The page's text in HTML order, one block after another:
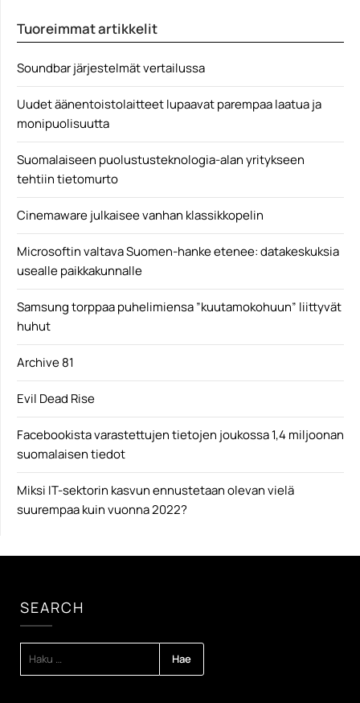
JerryRigEverything
Tuoreimmat artikkelit
Soundbar järjestelmät vertailussa
Uudet äänentoistolaitteet lupaavat parempaa laatua ja
monipuolisuutta
Suomalaiseen puolustusteknologia-alan yritykseen
tehtiin tietomurto
Cinemaware julkaisee vanhan klassikkopelin
Microsoftin valtava Suomen-hanke etenee: datakeskuksia
usealle paikkakunnalle
Samsung torppaa puhelimiensa ”kuutamokohuun” liittyvät
huhut
Archive 81
Evil Dead Rise
Facebookista varastettujen tietojen joukossa 1,4 miljoonan
suomalaisen tiedot
Miksi IT-sektorin kasvun ennustetaan olevan vielä
suurempaa kuin vuonna 2022?
SEARCH